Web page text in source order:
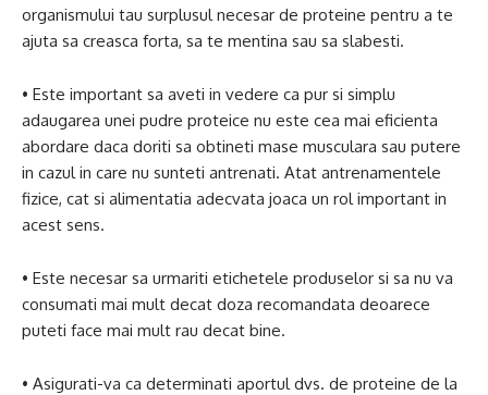
organismului tau surplusul necesar de proteine ​​pentru a te
ajuta sa creasca forta, sa te mentina sau sa slabesti.
• Este important sa aveti in vedere ca pur si simplu
adaugarea unei pudre proteice nu este cea mai eficienta
abordare daca doriti sa obtineti mase musculara sau putere
in cazul in care nu sunteti antrenati. Atat antrenamentele
fizice, cat si alimentatia adecvata joaca un rol important in
acest sens.
• Este necesar sa urmariti etichetele produselor si sa nu va
consumati mai mult decat doza recomandata deoarece
puteti face mai mult rau decat bine.
• Asigurati-va ca determinati aportul dvs. de proteine ​​de la